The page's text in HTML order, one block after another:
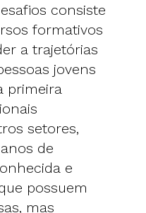
consiste
formativos
a trajetórias
jovens
primeira
setores,
de
e
possuem
mas